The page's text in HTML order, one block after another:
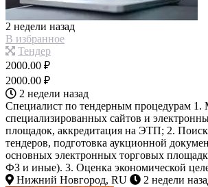
2 недели назад
В избранное
Тендер
2000.00 ₽
2000.00 ₽
2 недели назад
Специалист по тендерным процедурам 1.
специализированных сайтов и
площадок, аккредитация на ЭТП; 2. Поиск
тендеров, подготовка аукционной
основных электронных торговых
ФЗ и иные). 3. Оценка экономической
Нижний Новгород, RU
2 недели